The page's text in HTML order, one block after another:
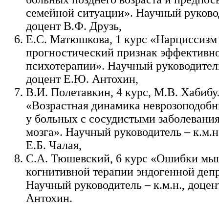
семейной ситуации». Научный
доцент В.Ф. Друзь,
Е.С. Матюшкова, 1 курс «Нарциссизм
прогностический признак
психотерапии». Научный
доцент Е.Ю. Антохин,
В.И. Полетавкин, 4 курс, М.В.
«Возрастная динамика
у больных с сосудистыми
мозга». Научный руководитель –
Е.Б. Чалая,
С.А. Тюшевский, 6 курс «Ошибки
когнитивной терапии эндогенной
Научный руководитель – к.м.н.,
Антохин.